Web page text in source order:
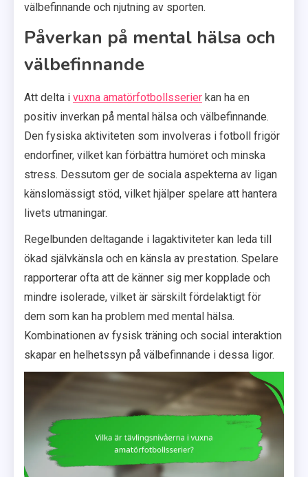
välbefinnande och njutning av sporten.
Påverkan på mental hälsa och
välbefinnande
Att delta i vuxna amatörfotbollsserier kan ha en
positiv inverkan på mental hälsa och välbefinnande.
Den fysiska aktiviteten som involveras i fotboll frigör
endorfiner, vilket kan förbättra humöret och minska
stress. Dessutom ger de sociala aspekterna av ligan
känslomässigt stöd, vilket hjälper spelare att hantera
livets utmaningar.
Regelbunden deltagande i lagaktiviteter kan leda till
ökad självkänsla och en känsla av prestation. Spelare
rapporterar ofta att de känner sig mer kopplade och
mindre isolerade, vilket är särskilt fördelaktigt för
dem som kan ha problem med mental hälsa.
Kombinationen av fysisk träning och social interaktion
skapar en helhetssyn på välbefinnande i dessa ligor.